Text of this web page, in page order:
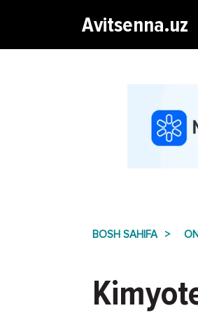
Avitsenna.uz
BOSH SAHIFA